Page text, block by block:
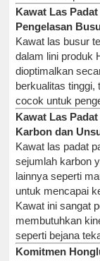
Kawat Las
Pengelasan
Kawat las busur
dalam lini produk
dioptimalkan
berkualitas tinggi,
cocok untuk
Kawat Las
Karbon dan
Kawat las padat
sejumlah karbon
lainnya seperti
untuk mencapai
Kawat ini sangat
membutuhkan
seperti bejana
Komitmen